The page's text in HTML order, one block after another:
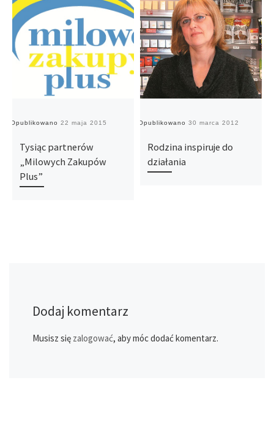
Opublikowano 22 maja 2015
Tysiąc partnerów
„Milowych Zakupów
Plus”
Opublikowano 30 marca 2012
Rodzina inspiruje do
działania
Dodaj komentarz
Musisz się zalogować, aby móc dodać komentarz.